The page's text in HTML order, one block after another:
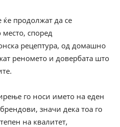
продолжат да се
место, според
рецептура, од домашно
реномето и довербата што
го носи името на еден
значи дека тоа го
на квалитет,